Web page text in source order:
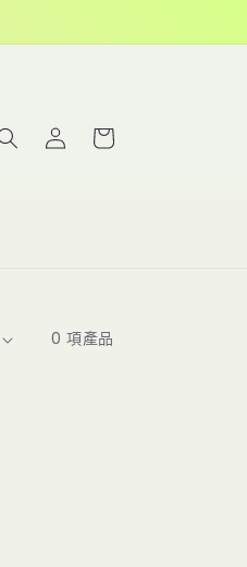
登
入
物
0 項產品